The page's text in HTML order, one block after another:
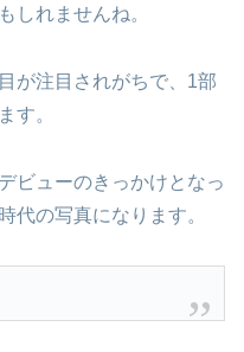
しれませんね。
が注目されがちで、1部
す。
ビューのきっかけとなっ
代の写真になります。